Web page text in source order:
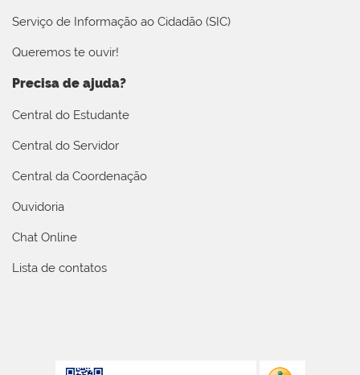
Serviço de Informação ao Cidadão (SIC)
Queremos te ouvir!
Precisa de ajuda?
Central do Estudante
Central do Servidor
Central da Coordenação
Ouvidoria
Chat Online
Lista de contatos